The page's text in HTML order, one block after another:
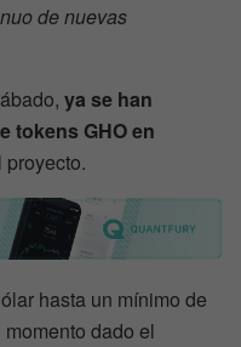
de nuevas
ya se han
tokens GHO en
hasta un mínimo de
dado el